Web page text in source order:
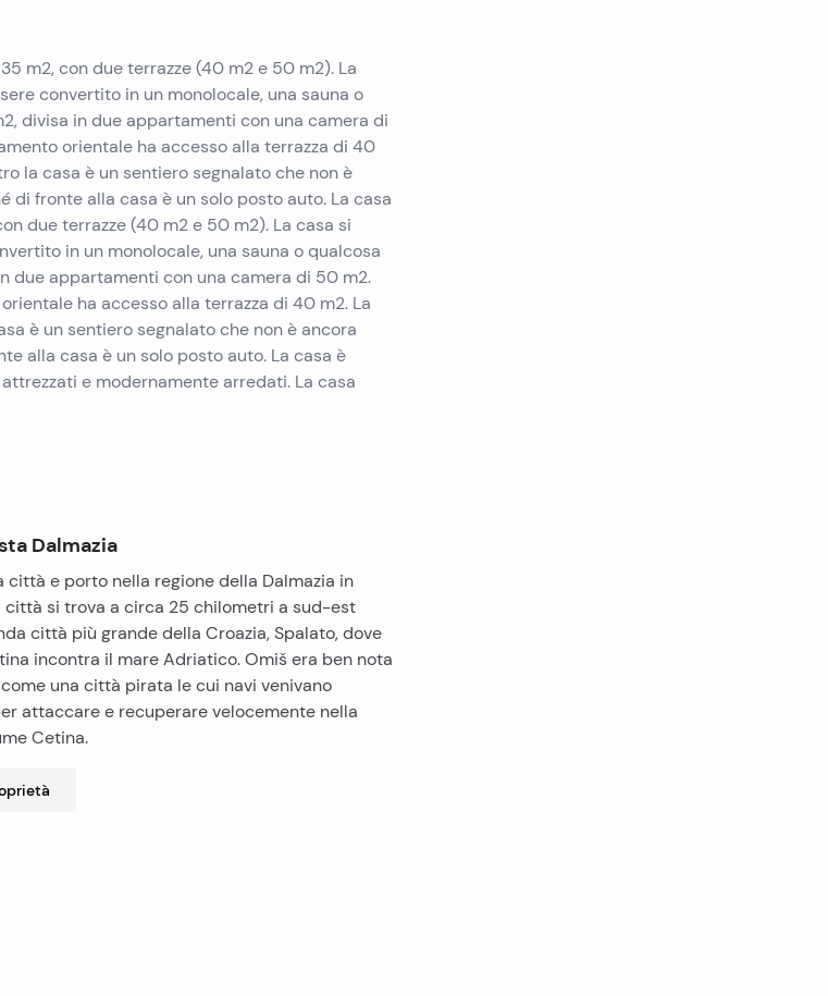
m2, con due terrazze (40 m2 e 50 m2). La
convertito in un monolocale, una sauna o
divisa in due appartamenti con una camera di
orientale ha accesso alla terrazza di 40
la casa è un sentiero segnalato che non è
di fronte alla casa è un solo posto auto. La casa
due terrazze (40 m2 e 50 m2). La casa si
in un monolocale, una sauna o qualcosa
due appartamenti con una camera di 50 m2.
ha accesso alla terrazza di 40 m2. La
è un sentiero segnalato che non è ancora
alla casa è un solo posto auto. La casa è
e modernamente arredati. La casa
Dalmazia
città e porto nella regione della Dalmazia in
città si trova a circa 25 chilometri a sud-est
città più grande della Croazia, Spalato, dove
incontra il mare Adriatico. Omiš era ben nota
una città pirata le cui navi venivano
attaccare e recuperare velocemente nella
Cetina.